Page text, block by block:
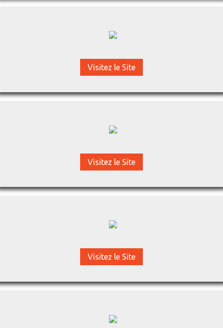
Visitez le Site
Visitez le Site
Visitez le Site